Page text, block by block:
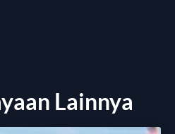
Lainnya